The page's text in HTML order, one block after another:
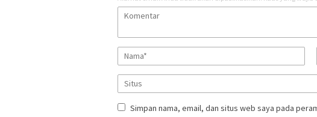
Simpan nama, email, dan situs web saya pada